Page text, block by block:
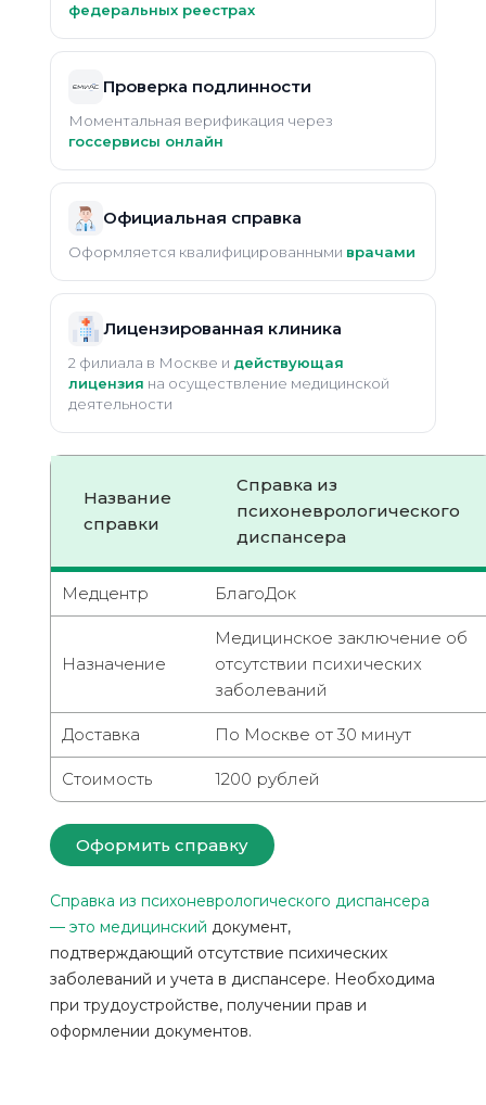
федеральных реестрах
Проверка подлинности
Моментальная верификация через
госсервисы онлайн
Официальная справка
Оформляется квалифицированными врачами
Лицензированная клиника
2 филиала в Москве и действующая
лицензия на осуществление медицинской
деятельности
Название
справки
Справка из
психоневрологического
диспансера
Медцентр БлагоДок
Назначение
Медицинское заключение об
отсутствии психических
заболеваний
Доставка По Москве от 30 минут
Стоимость 1200 рублей
Оформить справку
Справка из психоневрологического диспансера
— это медицинский документ,
подтверждающий отсутствие психических
заболеваний и учета в диспансере. Необходима
при трудоустройстве, получении прав и
оформлении документов.